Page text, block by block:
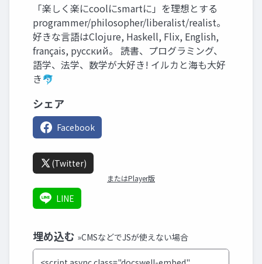
「楽しく楽にcoolにsmartに」を理想とする
programmer/philosopher/liberalist/realist。
好きな言語はClojure, Haskell, Flix, English,
français, русский。 読書、プログラミング、
語学、法学、数学が大好き! イルカと海も大好
き🐬
シェア
Facebook
(Twitter)
またはPlayer版
LINE
埋め込む »CMSなどでJSが使えない場合